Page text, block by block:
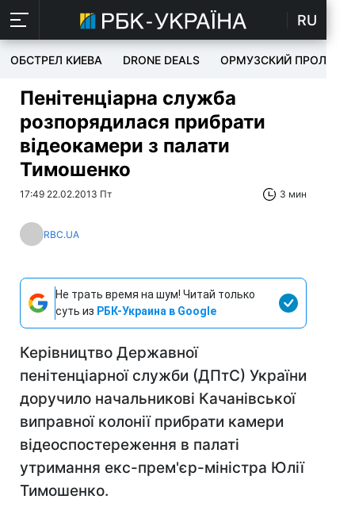
RU
ОБСТРЕЛ КИЕВА DRONE DEALS ОРМУЗСКИЙ ПРОЛИВ
Пенітенціарна служба
розпорядилася прибрати
відеокамери з палати
Тимошенко
17:49 22.02.2013 Пт 3 мин
RBC.UA
Не трать время на шум! Читай только
суть из РБК-Украина в Google
Керівництво Державної
пенітенціарної служби (ДПтС) України
доручило начальникові Качанівської
виправної колонії прибрати камери
відеоспостереження в палаті
утримання екс-прем'єр-міністра Юлії
Тимошенко.